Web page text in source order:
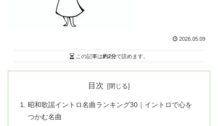
2026.05.09
この記事は約2分で読めます。
目次
昭和歌謡イントロ名曲ランキング30｜イントロで心を
つかむ名曲